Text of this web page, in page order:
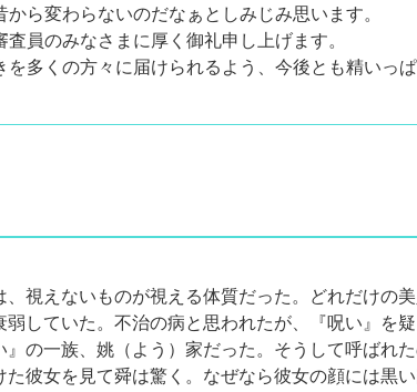
ら変わらないのだなぁとしみじみ思います。
員のみなさまに厚く御礼申し上げます。
多くの方々に届けられるよう、今後とも精いっぱ
視えないものが視える体質だった。どれだけの
していた。不治の病と思われたが、『呪い』を
の一族、姚（よう）家だった。そうして呼ばれ
た彼女を見て舜は驚く。なぜなら彼女の顔には黒